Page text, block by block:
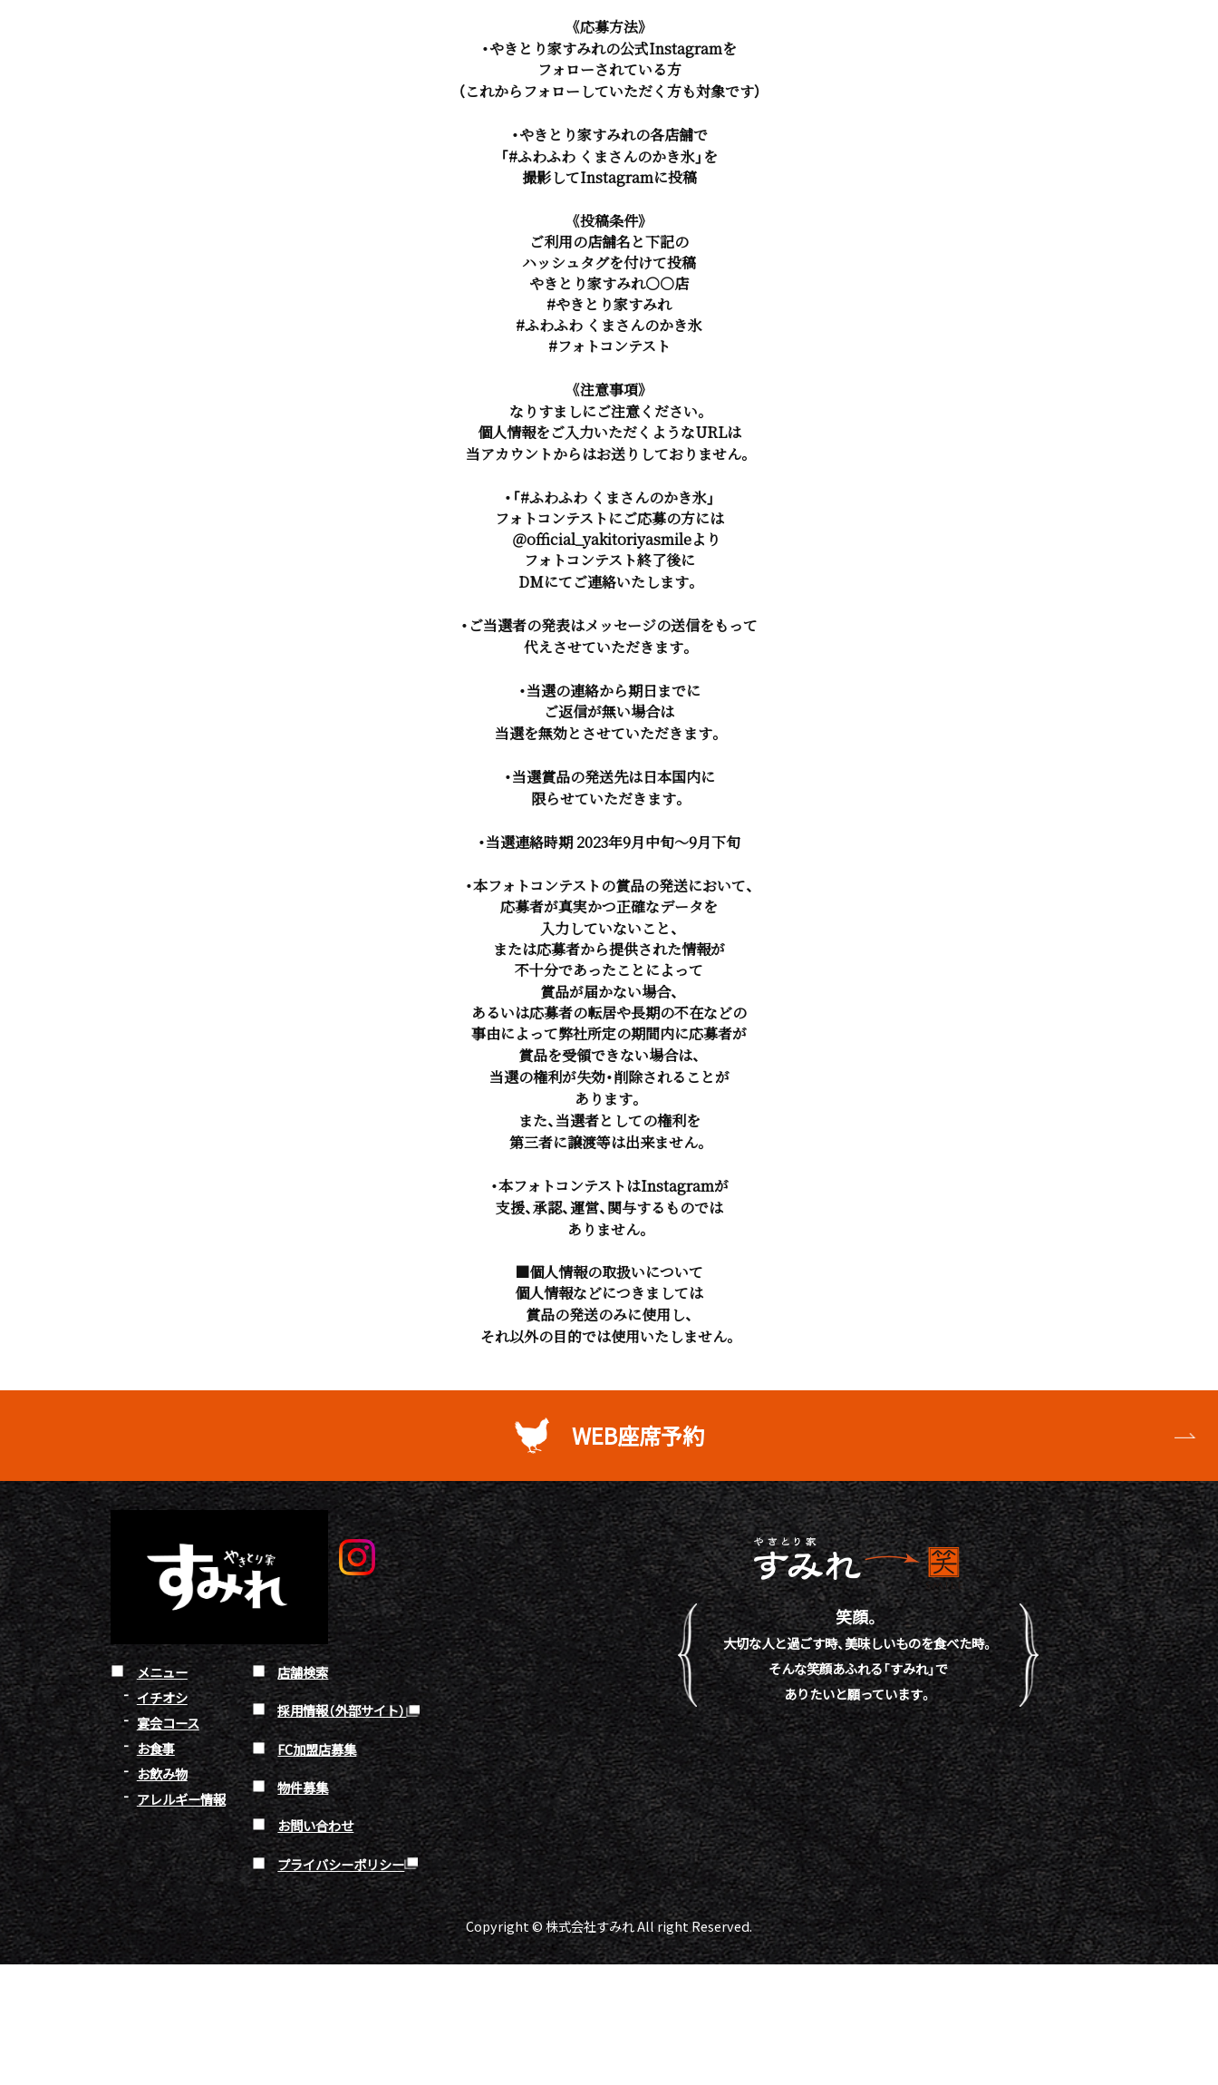
《応募方法》
・やきとり家すみれの公式Instagramを
フォローされている方
（これからフォローしていただく方も対象です）
・やきとり家すみれの各店舗で
「#ふわふわ くまさんのかき氷」を
撮影してInstagramに投稿
《投稿条件》
ご利用の店舗名と下記の
ハッシュタグを付けて投稿
やきとり家すみれ○○店
#やきとり家すみれ
#ふわふわ くまさんのかき氷
#フォトコンテスト
《注意事項》
なりすましにご注意ください。
個人情報をご入力いただくようなURLは
当アカウントからはお送りしておりません。
・「#ふわふわ くまさんのかき氷」
フォトコンテストにご応募の方には
＠official_yakitoriyasmileより
フォトコンテスト終了後に
DMにてご連絡いたします。
・ご当選者の発表はメッセージの送信をもって
代えさせていただきます。
・当選の連絡から期日までに
ご返信が無い場合は
当選を無効とさせていただきます。
・当選賞品の発送先は日本国内に
限らせていただきます。
・当選連絡時期 2023年9月中旬～9月下旬
・本フォトコンテストの賞品の発送において、
応募者が真実かつ正確なデータを
入力していないこと、
または応募者から提供された情報が
不十分であったことによって
賞品が届かない場合、
あるいは応募者の転居や長期の不在などの
事由によって弊社所定の期間内に応募者が
賞品を受領できない場合は、
当選の権利が失効・削除されることが
あります。
また、当選者としての権利を
第三者に譲渡等は出来ません。
・本フォトコンテストはInstagramが
支援、承認、運営、関与するものでは
ありません。
■個人情報の取扱いについて
個人情報などにつきましては
賞品の発送のみに使用し、
それ以外の目的では使用いたしません。
WEB座席予約
メニュー
イチオシ
宴会コース
お食事
お飲み物
アレルギー情報
店舗検索
採用情報（外部サイト）
FC加盟店募集
物件募集
お問い合わせ
プライバシーポリシー
笑顔。
大切な人と過ごす時、美味しいものを食べた時。
そんな笑顔あふれる「すみれ」で
ありたいと願っています。
Copyright © 株式会社すみれ All right Reserved.